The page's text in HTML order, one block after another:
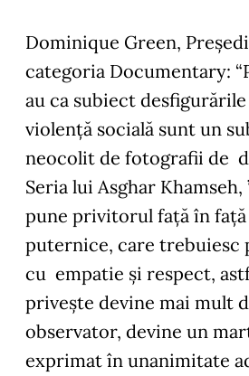
Dominique Green,
categoria Documentary: “
au ca subiect
violență socială sunt un
neocolit de fotografii de
Seria lui Asghar
pune privitorul față în
puternice, care trebuiesc
cu empatie și respect,
privește devine mai mult
observator, devine un
exprimat în unanimitate